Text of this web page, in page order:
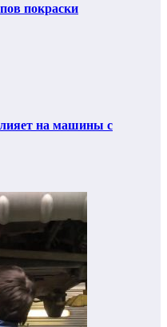
покраски
на машины с